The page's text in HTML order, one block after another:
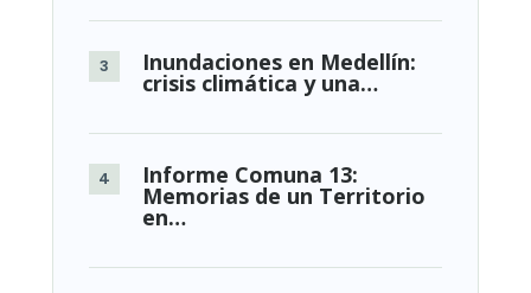
Inundaciones en Medellín:
crisis climática y una…
Informe Comuna 13:
Memorias de un Territorio
en…